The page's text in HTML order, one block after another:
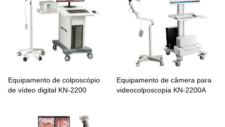
Equipamento de colposcópio
de vídeo digital KN-2200
Equipamento de câmera para
videocolposcopia KN-2200A